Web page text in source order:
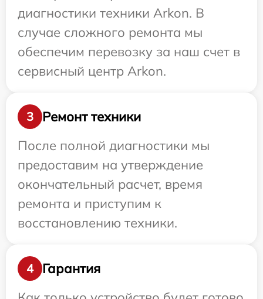
диагностики техники Arkon. В
случае сложного ремонта мы
обеспечим перевозку за наш счет в
сервисный центр Arkon.
3
Ремонт техники
После полной диагностики мы
предоставим на утверждение
окончательный расчет, время
ремонта и приступим к
восстановлению техники.
4
Гарантия